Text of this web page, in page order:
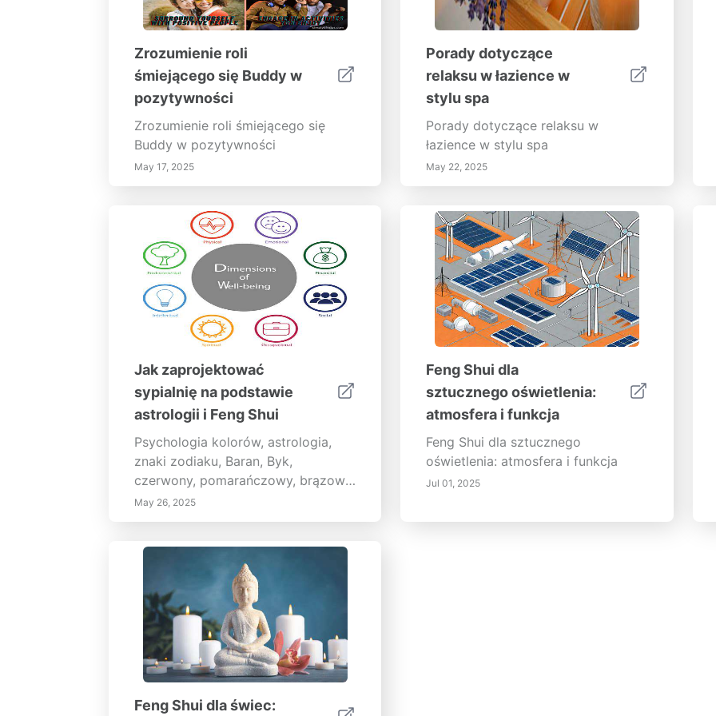
uważności już dziś!
Zrozumienie roli
śmiejącego się Buddy w
pozytywności
Zrozumienie roli śmiejącego się
Buddy w pozytywności
May 17, 2025
Porady dotyczące
relaksu w łazience w
stylu spa
Porady dotyczące relaksu w
łazience w stylu spa
May 22, 2025
Jak zaprojektować
sypialnię na podstawie
astrologii i Feng Shui
Psychologia kolorów, astrologia,
znaki zodiaku, Baran, Byk,
czerwony, pomarańczowy, brązowy,
zielony, złoty, osobowość, nastrój,
energia, design, moda, dekoracja
May 26, 2025
Feng Shui dla
sztucznego oświetlenia:
atmosfera i funkcja
Feng Shui dla sztucznego
oświetlenia: atmosfera i funkcja
Jul 01, 2025
Feng Shui dla świec: